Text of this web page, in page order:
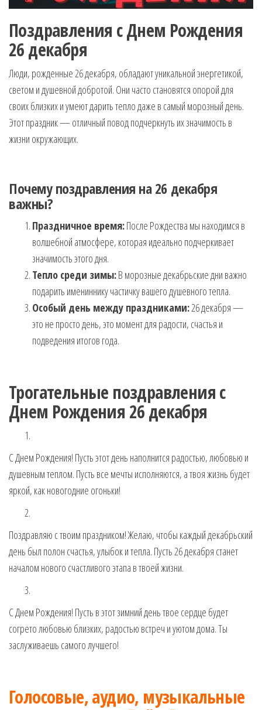
Поздравления с Днем Рождения
26 декабря
Люди, рожденные 26 декабря, обладают уникальной энергетикой,
светом и душевной добротой. Они часто становятся опорой для
своих близких и умеют дарить тепло даже в самый морозный день.
Этот праздник — отличный повод подчеркнуть их значимость в
жизни окружающих.
Почему поздравления на 26 декабря
важны?
Праздничное время:После Рождества мы находимся в
волшебной атмосфере, которая идеально подчеркивает
значимость этого дня.
Тепло среди зимы:В морозные декабрьские дни важно
подарить имениннику частичку вашего душевного тепла.
Особый день между праздниками:26 декабря —
это не просто день, это момент для радости, счастья и
подведения итогов года.
Трогательные поздравления с
Днем Рождения 26 декабря
С Днем Рождения! Пусть этот день наполнится радостью, любовью и
душевным теплом. Пусть все мечты исполняются, а твоя жизнь будет
яркой, как новогодние огоньки!
Поздравляю с твоим праздником! Желаю, чтобы каждый декабрьский
день был полон счастья, улыбок и тепла. Пусть 26 декабря станет
началом нового счастливого этапа в твоей жизни.
С Днем Рождения! Пусть в этот зимний день твое сердце будет
согрето любовью близких, радостью встреч и уютом дома. Ты
заслуживаешь самого лучшего!
Голосовые, аудио, музыкальные